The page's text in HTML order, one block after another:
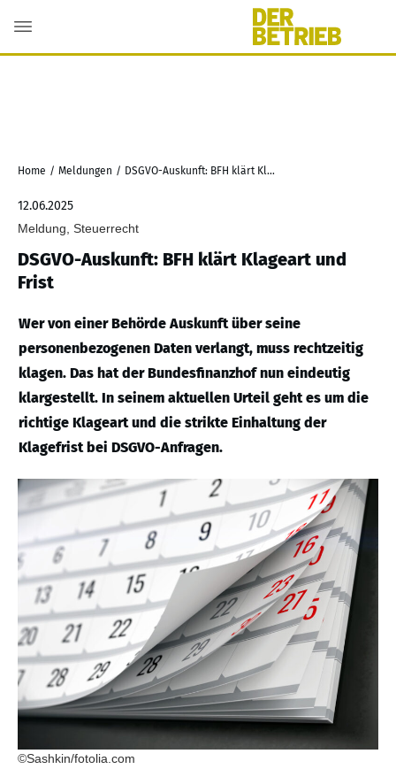
Home / Meldungen / DSGVO-Auskunft: BFH klärt Klageart und Frist
12.06.2025
Meldung, Steuerrecht
DSGVO-Auskunft: BFH klärt Klageart und
Frist
Wer von einer Behörde Auskunft über seine
personenbezogenen Daten verlangt, muss rechtzeitig
klagen. Das hat der Bundesfinanzhof nun eindeutig
klargestellt. In seinem aktuellen Urteil geht es um die
richtige Klageart und die strikte Einhaltung der
Klagefrist bei DSGVO-Anfragen.
©Sashkin/fotolia.com